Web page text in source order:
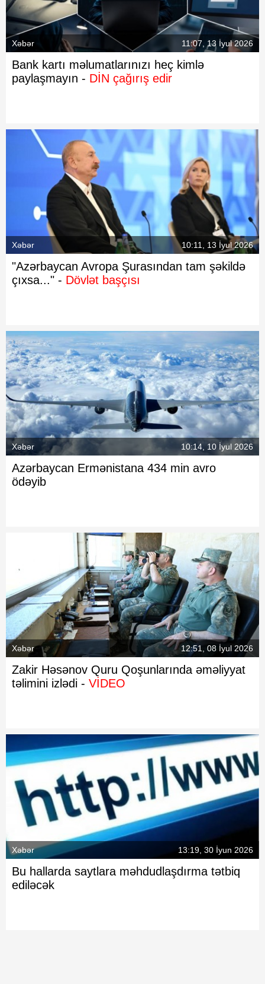
Xəbər 11:07, 13 İyul 2026
Bank kartı məlumatlarınızı heç kimlə
paylaşmayın - DİN çağırış edir
Xəbər 10:11, 13 İyul 2026
"Azərbaycan Avropa Şurasından tam şəkildə
çıxsa..." - Dövlət başçısı
Xəbər 10:14, 10 İyul 2026
Azərbaycan Ermənistana 434 min avro
ödəyib
Xəbər 12:51, 08 İyul 2026
Zakir Həsənov Quru Qoşunlarında əməliyyat
təlimini izlədi - VİDEO
Xəbər 13:19, 30 İyun 2026
Bu hallarda saytlara məhdudlaşdırma tətbiq
ediləcək